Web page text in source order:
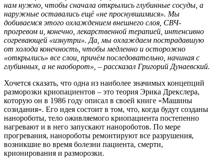
нам нужно, чтобы сначала открылись глубинные сосуды, а
наружные оставались ещё «не проснувшимися». Мы
добиваемся этого охлаждением внешнего слоя, СВЧ-
прогревом и, конечно, лекарственной терапией, интенсивно
согревающей «изнутри». Да, мы охлаждаем пострадавшую
от холода конечность, чтобы медленно и осторожно
«открылись» все слои, причём последовательно, начиная с
глубинных, а не наоборот», – рассказал Григорий Дунаевский.
Хочется сказать, что одна из наиболее значимых концепций
разморозки криопациентов – это теория Эрика Дрекслера,
которую он в 1986 году описал в своей книге «Машины
созидания». Его идея состоит в том, что, когда будут созданы
нанороботы, тело оживляемого криопациента постепенно
нагревают и в него запускают нанороботов. По мере
прогревания, нанороботы ремонтируют все разрушения,
возникшие во время болезни пациента, смерти,
крионирования и разморозки.